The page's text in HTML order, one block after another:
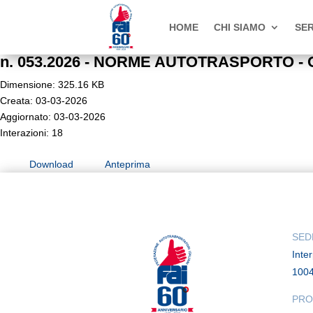
HOME CHI SIAMO
n. 053.2026 - NORME
Dimensione: 325.16 KB
Creata: 03-03-2026
Aggiornato: 03-03-2026
Interazioni: 18
Download Anteprima